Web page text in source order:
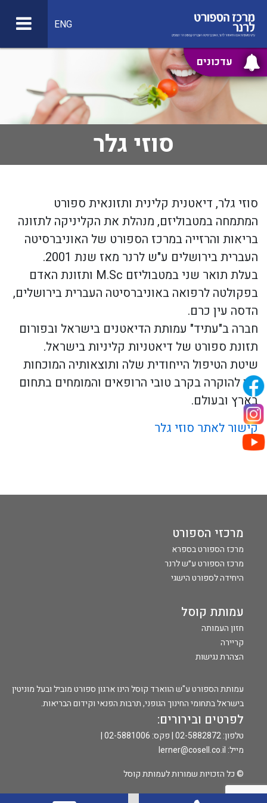
עדכונים
ENG
סוזי גלר
סוזי גלר, דיאטנית קלינית ותזונאית ספורט
המתמחה במטבוליזם, מנהלת את הקליניקה לתזונה
בריאות והרזייה במרכז הספורט של האוניברסיטה
העברית בירושלים ע"ש לרנר מאז שנת 2001.
בעלת תואר שני במטבוליזם M.Sc ותזונת האדם
בפקולטה לרפואה באוניברסיטה העברית בירושלים,
הדסה עין כרם.
חברה ב"עתיד" עמותת הדיאטנים בישראל ובפורום
תזונת ספורט של דיאטניות קליניות בישראל.
שיטת הטיפול הייחודית שלה ותוצאותיה המוכחות
זכו להוקרה בקרב טובי הרופאים והמומחים בתחום
בארץ ובעולם.
קישור לאתר סוזי גלר
מרכזי הספורט
מרכז הספורט בספרא
מרכז הספורט ע״ש לרנר
היחידה לספורט הישגי
עמותת קוסל
חזון העמותה
קריירה
הצהרת נגישות
עמותת הספורט ע"ש הווארד קוסל הינו ארגון ספורט מוביל ובעל מוניטין
בישראל בתחומי החינוך הגופני, תרבות הפנאי וקידום הבריאות.
לפרטים ובירורים:
טלפון:02-5882872| פקס: 02-5881006 |
מייל: lerner@cosell.co.il
© כל הזכויות שמורות לעמותת קוסל